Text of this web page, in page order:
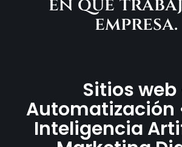
empresa.
Automatización •
Inteligencia
Marketing